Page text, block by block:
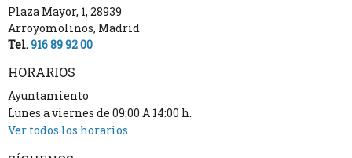
Plaza Mayor, 1, 28939
Arroyomolinos, Madrid
Tel.916 89 92 00
HORARIOS
Ayuntamiento
Lunes a viernes de 09:00 A 14:00 h.
Ver todos los horarios